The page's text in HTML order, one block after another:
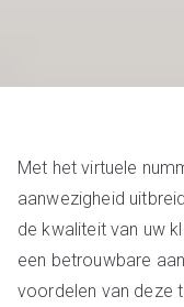
Met het virtuele
aanwezigheid
de kwaliteit van uw
een betrouwbare
voordelen van deze